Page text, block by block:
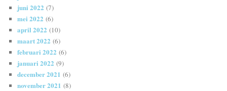
juni 2022 (7)
mei 2022 (6)
april 2022 (10)
maart 2022 (6)
februari 2022 (6)
januari 2022 (9)
december 2021 (6)
november 2021 (8)